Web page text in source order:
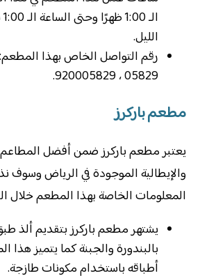
الليل.
05829 ، 920005829.
مطعم باركرز
يعتبر مطعم باركرز ضمن أفضل
والإيطالية الموجودة في الرياض وسوف
المعلومات الخاصة بهذا المطعم خلال
يشتهر مطعم باركرز بتقديم ألذ طبق
بالبندورة والجبنة كما يتميز
أطباقه باستخدام مكونات طازجة.